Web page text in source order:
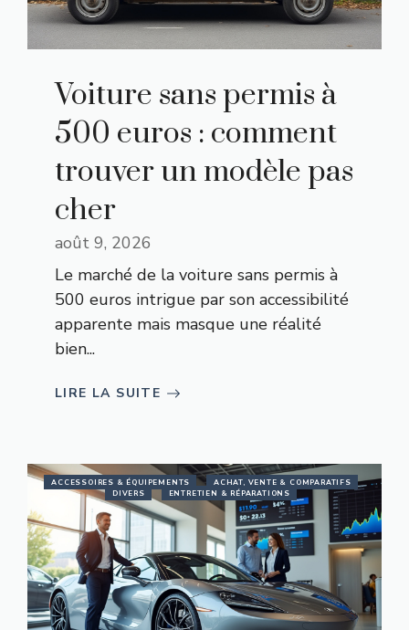
Voiture sans permis à
500 euros : comment
trouver un modèle pas
cher
août 9, 2026
Le marché de la voiture sans permis à
500 euros intrigue par son accessibilité
apparente mais masque une réalité
bien...
LIRE LA SUITE
ACCESSOIRES & ÉQUIPEMENTS
ACHAT, VENTE & COMPARATIFS
DIVERS
ENTRETIEN & RÉPARATIONS